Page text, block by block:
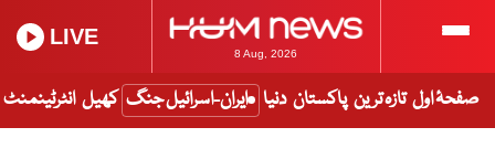
8 Aug, 2026
LIVE
صفحۂ اول تازہ ترین پاکستان دنیا ایران-اسرائیل جنگ کھیل انٹرٹینمنٹ